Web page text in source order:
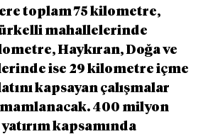
toplam 75 kilometre,
mahallelerinde
Haykıran, Doğa ve
ise 29 kilometre içme
kapsayan çalışmalar
400 milyon
kapsamında